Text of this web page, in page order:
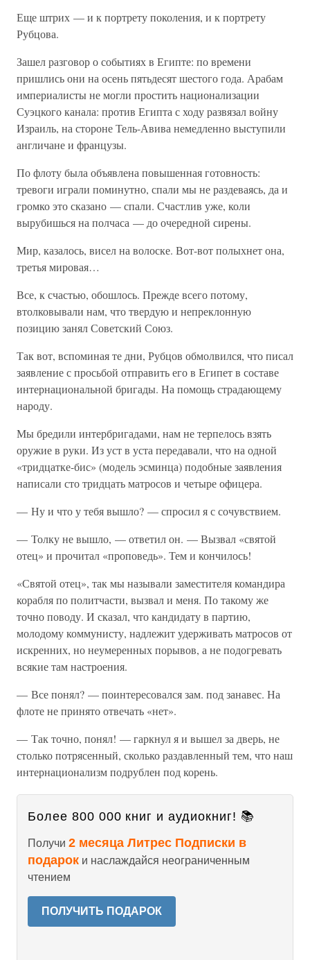
Еще штрих — и к портрету поколения, и к портрету
Рубцова.
Зашел разговор о событиях в Египте: по времени
пришлись они на осень пятьдесят шестого года. Арабам
империалисты не могли простить национализации
Суэцкого канала: против Египта с ходу развязал войну
Израиль, на стороне Тель-Авива немедленно выступили
англичане и французы.
По флоту была объявлена повышенная готовность:
тревоги играли поминутно, спали мы не раздеваясь, да и
громко это сказано — спали. Счастлив уже, коли
вырубишься на полчаса — до очередной сирены.
Мир, казалось, висел на волоске. Вот-вот полыхнет она,
третья мировая…
Все, к счастью, обошлось. Прежде всего потому,
втолковывали нам, что твердую и непреклонную
позицию занял Советский Союз.
Так вот, вспоминая те дни, Рубцов обмолвился, что писал
заявление с просьбой отправить его в Египет в составе
интернациональной бригады. На помощь страдающему
народу.
Мы бредили интербригадами, нам не терпелось взять
оружие в руки. Из уст в уста передавали, что на одной
«тридцатке-бис» (модель эсминца) подобные заявления
написали сто тридцать матросов и четыре офицера.
— Ну и что у тебя вышло? — спросил я с сочувствием.
— Толку не вышло, — ответил он. — Вызвал «святой
отец» и прочитал «проповедь». Тем и кончилось!
«Святой отец», так мы называли заместителя командира
корабля по политчасти, вызвал и меня. По такому же
точно поводу. И сказал, что кандидату в партию,
молодому коммунисту, надлежит удерживать матросов от
искренних, но неумеренных порывов, а не подогревать
всякие там настроения.
— Все понял? — поинтересовался зам. под занавес. На
флоте не принято отвечать «нет».
— Так точно, понял! — гаркнул я и вышел за дверь, не
столько потрясенный, сколько раздавленный тем, что наш
интернационализм подрублен под корень.
Более 800 000 книг и аудиокниг! 📚
Получи 2 месяца Литрес Подписки в
подарок и наслаждайся неограниченным
чтением
ПОЛУЧИТЬ ПОДАРОК